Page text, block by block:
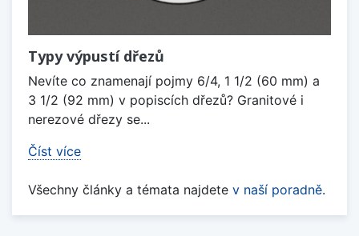
Typy výpustí dřezů
Nevíte co znamenají pojmy 6/4, 1 1/2 (60 mm) a
3 1/2 (92 mm) v popiscích dřezů? Granitové i
nerezové dřezy se...
Číst více
Všechny články a témata najdete v naší poradně.